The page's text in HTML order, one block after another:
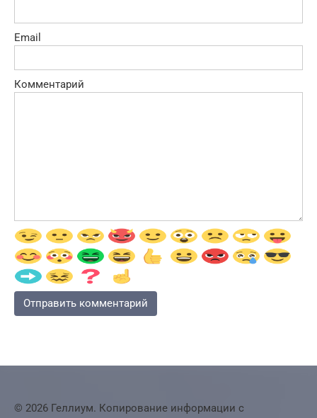
Email
Комментарий
© 2026 Геллиум. Копирование информации с